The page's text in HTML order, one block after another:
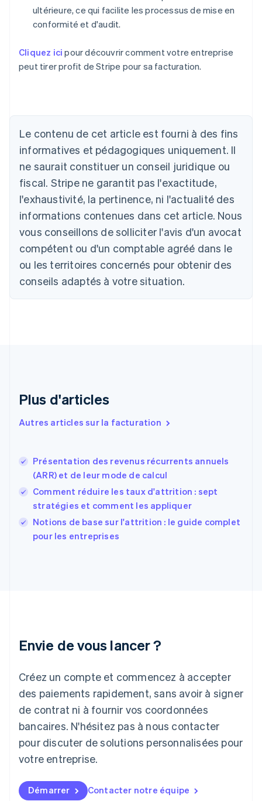
ultérieure, ce qui facilite les processus de mise en
conformité et d'audit.
Cliquez ici pour découvrir comment votre entreprise
peut tirer profit de Stripe pour sa facturation.
Le contenu de cet article est fourni à des fins
informatives et pédagogiques uniquement. Il
ne saurait constituer un conseil juridique ou
fiscal. Stripe ne garantit pas l'exactitude,
l'exhaustivité, la pertinence, ni l'actualité des
informations contenues dans cet article. Nous
vous conseillons de solliciter l'avis d'un avocat
compétent ou d'un comptable agréé dans le
ou les territoires concernés pour obtenir des
conseils adaptés à votre situation.
Plus d'articles
Autres articles sur la facturation
Présentation des revenus récurrents annuels
(ARR) et de leur mode de calcul
Comment réduire les taux d'attrition : sept
stratégies et comment les appliquer
Notions de base sur l'attrition : le guide complet
pour les entreprises
Envie de vous lancer ?
Créez un compte et commencez à accepter
des paiements rapidement, sans avoir à signer
de contrat ni à fournir vos coordonnées
bancaires. N'hésitez pas à nous contacter
pour discuter de solutions personnalisées pour
votre entreprise.
Démarrer Contacter notre équipe
DeutschEnglish
Australie
English
Autriche
DeutschEnglish
NederlandsFrançaisDeutschEnglish
Brésil
Português
Bulgarie
English
Canada
Chine continentale
简体中文English
Español English
English
Finlande
EnglishSvenska
FrançaisEnglish
Gibraltar
English
Grèce
Japon
Lettonie
English
Liechtenstein
DeutschEnglish
Lituanie
Luxembourg
FrançaisDeutschEnglish
English简体中文
Malte